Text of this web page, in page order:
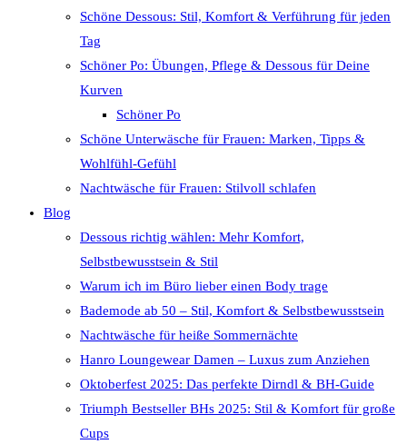
Schöne Dessous: Stil, Komfort & Verführung für jeden
Tag
Schöner Po: Übungen, Pflege & Dessous für Deine
Kurven
Schöner Po
Schöne Unterwäsche für Frauen: Marken, Tipps &
Wohlfühl-Gefühl
Nachtwäsche für Frauen: Stilvoll schlafen
Blog
Dessous richtig wählen: Mehr Komfort,
Selbstbewusstsein & Stil
Warum ich im Büro lieber einen Body trage
Bademode ab 50 – Stil, Komfort & Selbstbewusstsein
Nachtwäsche für heiße Sommernächte
Hanro Loungewear Damen – Luxus zum Anziehen
Oktoberfest 2025: Das perfekte Dirndl & BH-Guide
Triumph Bestseller BHs 2025: Stil & Komfort für große
Cups